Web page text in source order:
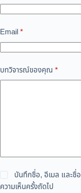
Email*
บทวิจารณ์ของคุณ *
บันทึกชื่อ, อีเมล และชื่
ความเห็นครั้งถัดไป